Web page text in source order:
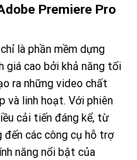
Premiere Pro
là phần mềm dựng
giá cao bởi khả năng tối
ra những video chất
và linh hoạt. Với phiên
cải tiến đáng kể, từ
đến các công cụ hỗ trợ
năng nổi bật của